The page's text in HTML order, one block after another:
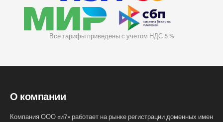
Все тарифы приведены с учетом НДС 5 %
О компании
Компания ООО «и7» работает на рынке регистрации доменных имен